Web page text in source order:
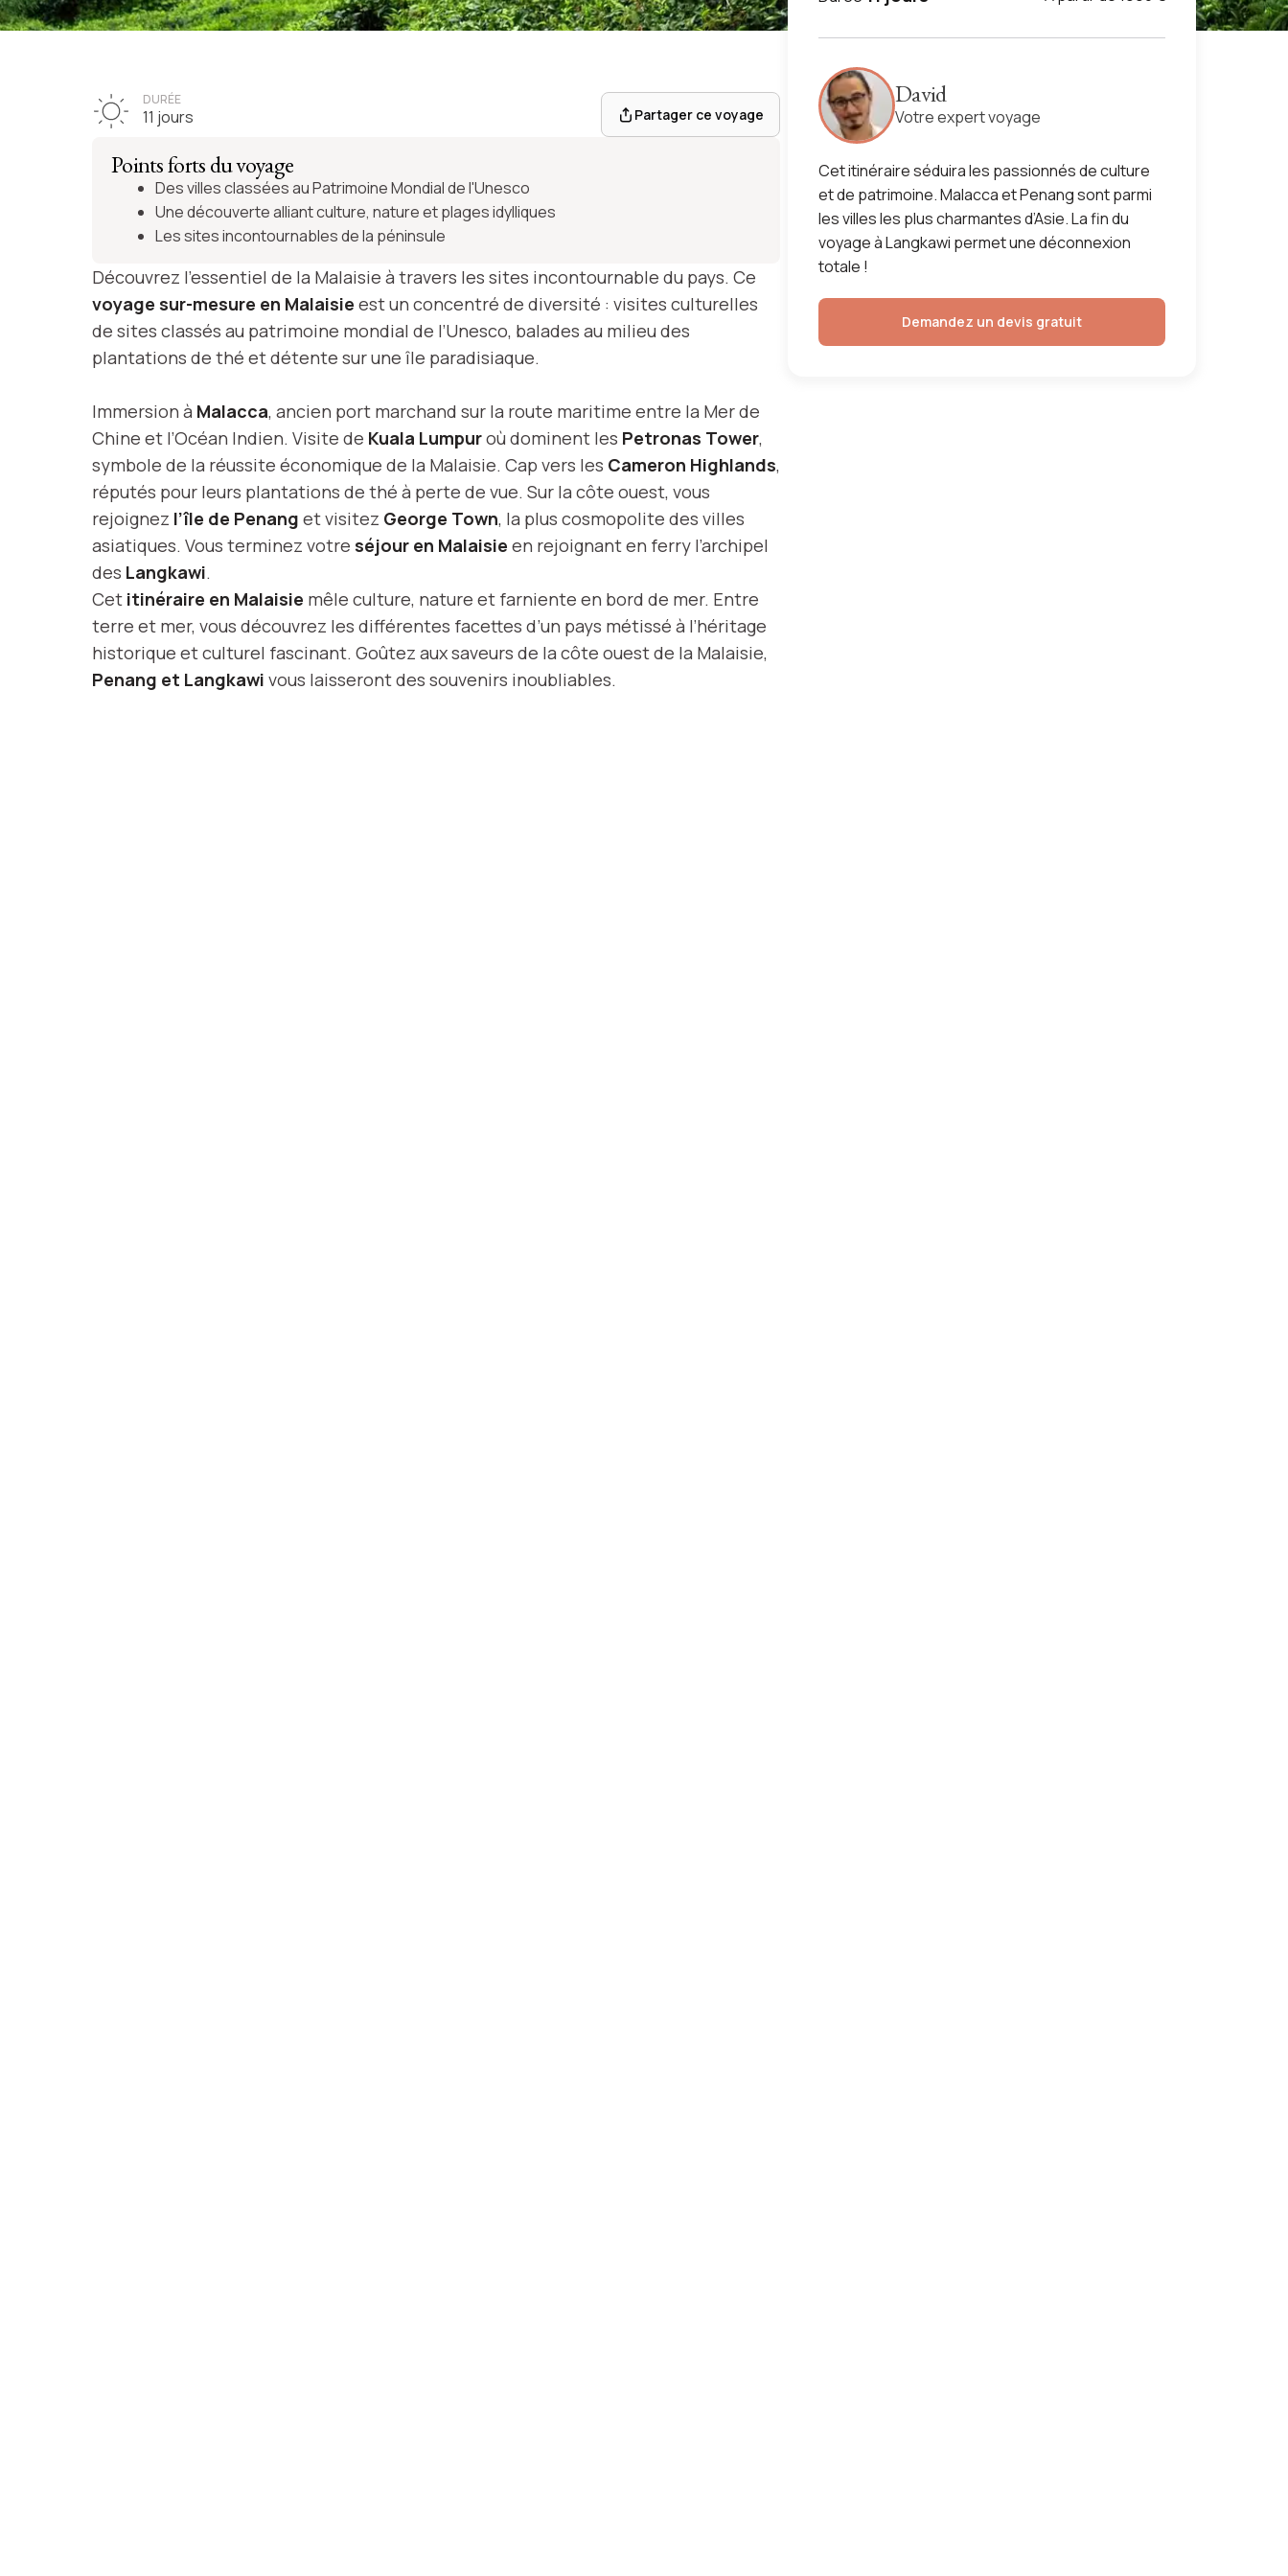
Les essentiels de la
Malaisie
DURÉE
11 jours Partager ce voyage
Points forts du voyage
Des villes classées au Patrimoine Mondial de l'Unesco
Une découverte alliant culture, nature et plages idylliques
Les sites incontournables de la péninsule
Découvrez l’essentiel de la Malaisie à travers les sites incontournable du pays. Ce
voyage sur-mesure en Malaisie est un concentré de diversité : visites culturelles
de sites classés au patrimoine mondial de l’Unesco, balades au milieu des
plantations de thé et détente sur une île paradisiaque.
Immersion à Malacca, ancien port marchand sur la route maritime entre la Mer de
Chine et l’Océan Indien. Visite de Kuala Lumpuroù dominent les Petronas Tower,
symbole de la réussite économique de la Malaisie. Cap vers les Cameron Highlands,
réputés pour leurs plantations de thé à perte de vue. Sur la côte ouest, vous
rejoignez l’île de Penang et visitez George Town, la plus cosmopolite des villes
asiatiques. Vous terminez votre séjour en Malaisie en rejoignant en ferry l’archipel
des Langkawi.
Cet itinéraire en Malaisie mêle culture, nature et farniente en bord de mer. Entre
terre et mer, vous découvrez les différentes facettes d’un pays métissé à l’héritage
historique et culturel fascinant. Goûtez aux saveurs de la côte ouest de la Malaisie,
Penang et Langkawi vous laisseront des souvenirs inoubliables.
David
Votre expert voyage
Cet itinéraire séduira les passionnés de culture
et de patrimoine. Malacca et Penang sont parmi
les villes les plus charmantes d’Asie. La fin du
voyage à Langkawi permet une déconnexion
totale !
Demandez un devis gratuit